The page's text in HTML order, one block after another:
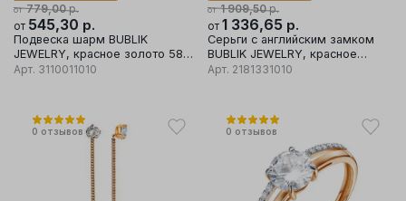
от 779,00р.
от 545,30 р.
Подвеска шарм BUBLIK
JEWELRY, красное золото 585
проба, вставка фианит
Арт. 3110011010
от 1 909,50р.
от 1 336,65 р.
Серьги с английским замком
BUBLIK JEWELRY, красное
золото 585 проба, вставка
Арт. 2181331010
0 отзывов 0 отзывов